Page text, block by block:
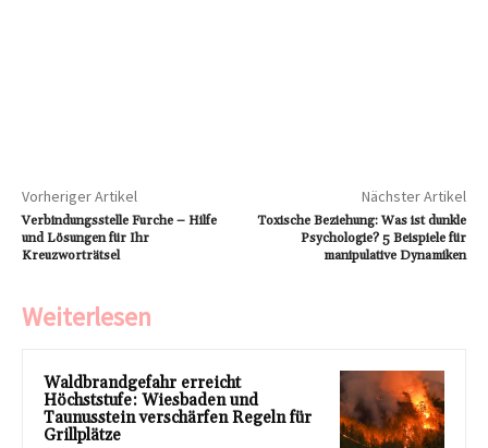
Vorheriger Artikel
Verbindungsstelle Furche – Hilfe
und Lösungen für Ihr
Kreuzworträtsel
Nächster Artikel
Toxische Beziehung: Was ist dunkle
Psychologie? 5 Beispiele für
manipulative Dynamiken
Weiterlesen
Waldbrandgefahr erreicht
Höchststufe: Wiesbaden und
Taunusstein verschärfen Regeln für
Grillplätze